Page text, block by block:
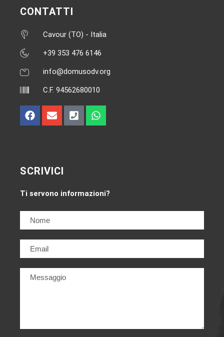
CONTATTI
Cavour (TO) - Italia
+39 353 476 6146‬
info@domusodv.org
C.F. 94562680010
SCRIVICI
Ti servono informazioni?